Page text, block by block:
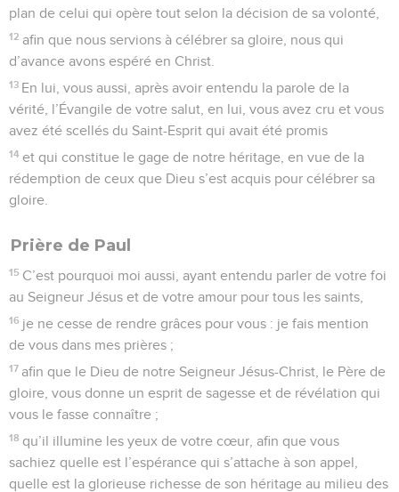
plan de celui qui opère tout selon la décision de sa volonté,
12 afin que nous servions à célébrer sa gloire, nous qui
d’avance avons espéré en Christ.
13 En lui, vous aussi, après avoir entendu la parole de la
vérité, l’Évangile de votre salut, en lui, vous avez cru et vous
avez été scellés du Saint-Esprit qui avait été promis
14 et qui constitue le gage de notre héritage, en vue de la
rédemption de ceux que Dieu s’est acquis pour célébrer sa
gloire.
Prière de Paul
15 C’est pourquoi moi aussi, ayant entendu parler de votre foi
au Seigneur Jésus et de votre amour pour tous les saints,
16 je ne cesse de rendre grâces pour vous : je fais mention
de vous dans mes prières ;
17 afin que le Dieu de notre Seigneur Jésus-Christ, le Père de
gloire, vous donne un esprit de sagesse et de révélation qui
vous le fasse connaître ;
18 qu’il illumine les yeux de votre cœur, afin que vous
sachiez quelle est l’espérance qui s’attache à son appel,
quelle est la glorieuse richesse de son héritage au milieu des